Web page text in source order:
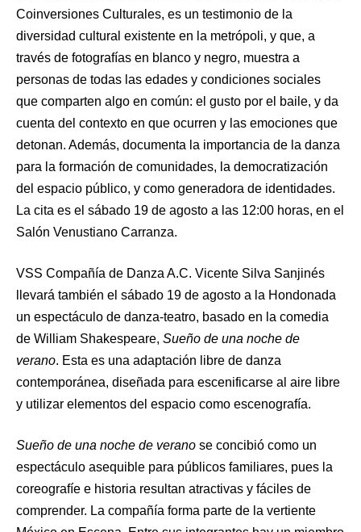
Coinversiones Culturales, es un testimonio de la
diversidad cultural existente en la metrópoli, y que, a
través de fotografías en blanco y negro, muestra a
personas de todas las edades y condiciones sociales
que comparten algo en común: el gusto por el baile, y da
cuenta del contexto en que ocurren y las emociones que
detonan. Además, documenta la importancia de la danza
para la formación de comunidades, la democratización
del espacio público, y como generadora de identidades.
La cita es el sábado 19 de agosto a las 12:00 horas, en el
Salón Venustiano Carranza.
VSS Compañía de Danza A.C. Vicente Silva Sanjinés
llevará también el sábado 19 de agosto a la Hondonada
un espectáculo de danza-teatro, basado en la comedia
de William Shakespeare, Sueño de una noche de
verano. Esta es una adaptación libre de danza
contemporánea, diseñada para escenificarse al aire libre
y utilizar elementos del espacio como escenografía.
Sueño de una noche de verano se concibió como un
espectáculo asequible para públicos familiares, pues la
coreografíe e historia resultan atractivas y fáciles de
comprender. La compañía forma parte de la vertiente